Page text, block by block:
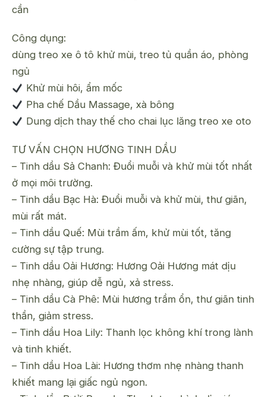
cần
Công dụng:
dùng treo xe ô tô khử mùi, treo tủ quần áo, phòng
ngủ
Khử mùi hôi, ẩm mốc
Pha chế Dầu Massage, xà bông
Dung dịch thay thế cho chai lục lăng treo xe oto
TƯ VẤN CHỌN HƯƠNG TINH DẦU
– Tinh dầu Sả Chanh: Đuổi muỗi và khử mùi tốt nhất
ở mọi môi trường.
– Tinh dầu Bạc Hà: Đuổi muỗi và khử mùi, thư giãn,
mùi rất mát.
– Tinh dầu Quế: Mùi trầm ấm, khử mùi tốt, tăng
cường sự tập trung.
– Tinh dầu Oải Hương: Hương Oải Hương mát dịu
nhẹ nhàng, giúp dễ ngủ, xả stress.
– Tinh dầu Cà Phê: Mùi hương trầm ổn, thư giãn tinh
thần, giảm stress.
– Tinh dầu Hoa Lily: Thanh lọc không khí trong lành
và tinh khiết.
– Tinh dầu Hoa Lài: Hương thơm nhẹ nhàng thanh
khiết mang lại giấc ngủ ngon.